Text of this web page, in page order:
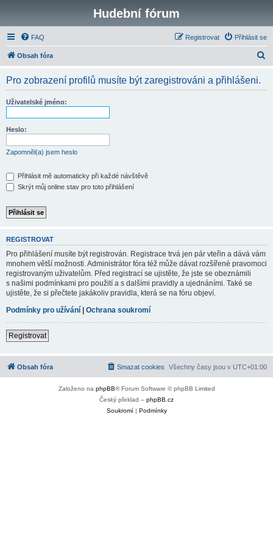
Hudební fórum
FAQ Přihlásit se
Registrovat
Obsah fóra
Pro zobrazení profilů musíte být zaregistrováni a přihlášeni.
Uživatelské jméno:
Heslo:
Zapomněl(a) jsem heslo
Přihlásit mě automaticky při každé návštěvě
Skrýt můj online stav pro toto přihlášení
REGISTROVAT
Pro přihlášení musíte být registrován. Registrace trvá jen pár vteřin a dává vám
mnohem větší možnosti. Administrátor fóra též může dávat rozšířené pravomoci
registrovaným uživatelům. Před registrací se ujistěte, že jste se obeznámili
s našimi podmínkami pro použití a s dalšími pravidly a ujednáními. Také se
ujistěte, že si přečtete jakákoliv pravidla, která se na fóru objeví.
Podmínky pro užívání | Ochrana soukromí
Registrovat
Obsah fóra Všechny časy jsou v UTC+01:00
Smazat cookies
Založeno na phpBB® Forum Software © phpBB Limited
Český překlad – phpBB.cz
Soukromí| Podmínky